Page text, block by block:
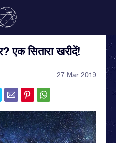
एक सितारा खरीदें!
27 Mar 2019